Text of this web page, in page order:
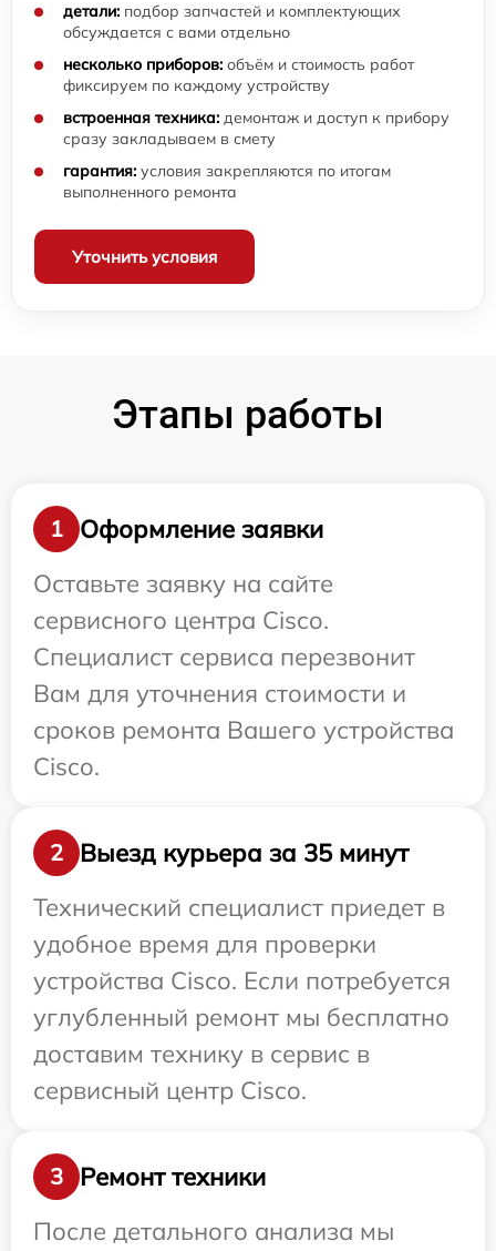
детали: подбор запчастей и комплектующих
обсуждается с вами отдельно
несколько приборов: объём и стоимость работ
фиксируем по каждому устройству
встроенная техника: демонтаж и доступ к прибору
сразу закладываем в смету
гарантия: условия закрепляются по итогам
выполненного ремонта
Уточнить условия
Этапы работы
1
Оформление заявки
Оставьте заявку на сайте
сервисного центра Cisco.
Специалист сервиса перезвонит
Вам для уточнения стоимости и
сроков ремонта Вашего устройства
Cisco.
2
Выезд курьера за 35 минут
Технический специалист приедет в
удобное время для проверки
устройства Cisco. Если потребуется
углубленный ремонт мы бесплатно
доставим технику в сервис в
сервисный центр Cisco.
3
Ремонт техники
После детального анализа мы